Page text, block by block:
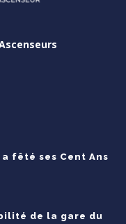
a fêté ses Cent Ans
de la gare du